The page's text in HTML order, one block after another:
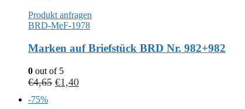
Produkt anfragen
BRD-MeF-1978
Marken auf Briefstück BRD Nr. 982+982
0 out of 5
€4,65 €1,40
-75%